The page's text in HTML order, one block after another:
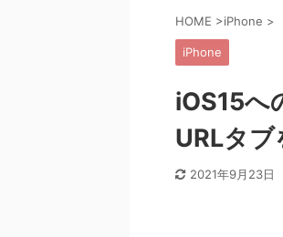
HOME >iPhone >
iPhone
iOS15へ
URLタ
2021年9月23日